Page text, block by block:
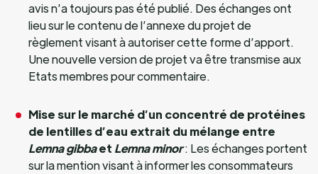
avis n’a toujours pas été publié. Des échanges ont
lieu sur le contenu de l’annexe du projet de
règlement visant à autoriser cette forme d’apport.
Une nouvelle version de projet va être transmise aux
Etats membres pour commentaire.
Mise sur le marché d’un concentré de protéines
de lentilles d’eau extrait du mélange entre
Lemna gibbaet Lemna minor: Les échanges portent
sur la mention visant à informer les consommateurs